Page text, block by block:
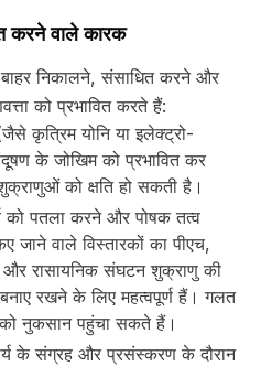
करने वाले कारक
निकालने, संसाधित करने और
को प्रभावित करते हैं:
कृत्रिम योनि या इलेक्ट्रो-
के जोखिम को प्रभावित कर
को क्षति हो सकती है।
को पतला करने और पोषक तत्व
जाने वाले विस्तारकों का पीएच,
रासायनिक संघटन शुक्राणु की
बनाए रखने के लिए महत्वपूर्ण हैं। गलत
नुकसान पहुंचा सकते हैं।
के संग्रह और प्रसंस्करण के दौरान